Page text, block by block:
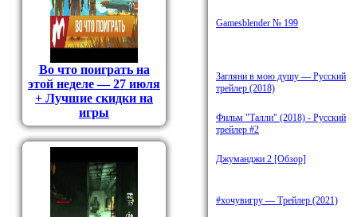
Во что поиграть на
этой неделе — 27 июля
+ Лучшие скидки на
игры
Gamesblender № 199
Загляни в мою душу — Русский
трейлер (2018)
Фильм "Талли" (2018) - Русский
трейлер #2
Джуманджи 2 [Обзор]
#хочувигру — Трейлер (2021)